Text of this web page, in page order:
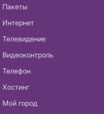
Пакеты
Интернет
Телевидение
Видеоконтроль
Телефон
Хостинг
Мой город